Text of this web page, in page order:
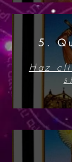
5.
Haz